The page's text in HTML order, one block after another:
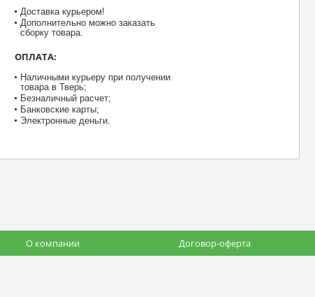
Доставка курьером!
Дополнительно можно заказать
сборку товара.
ОПЛАТА:
Наличными курьеру при получении
товара в Тверь;
Безналичный расчет;
Банковские карты;
Электронные деньги.
О компании Договор-оферта